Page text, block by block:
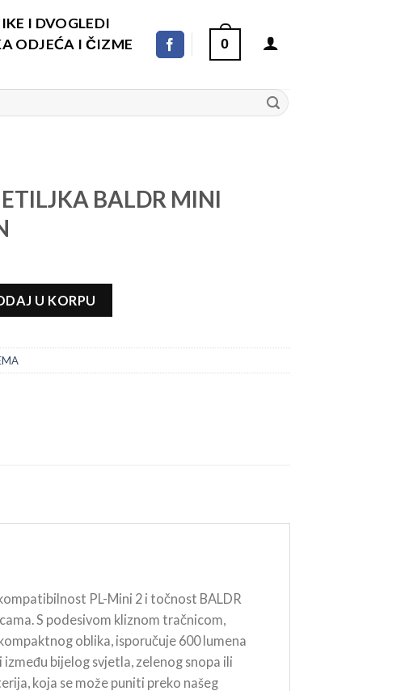
I DVOGLEDI
ODJEĆA I ČIZME
0
BALDR MINI
MINI DESERT TAN količina
U KORPU
PL-Mini 2 i točnost BALDR
S podesivom kliznom tračnicom,
oblika, isporučuje 600 lumena
bijelog svjetla, zelenog snopa ili
koja se može puniti preko našeg